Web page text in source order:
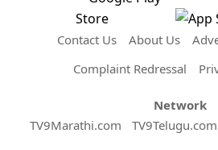
Contact Us About Us
Complaint Redressal
Network
TV9Marathi.com
TV9Telugu.com